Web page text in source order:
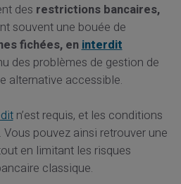
des restrictions bancaires,
souvent une bouée de
fichées, en interdit
des problèmes de gestion de
alternative accessible.
n’est requis, et les conditions
Vous pouvez ainsi retrouver une
en limitant les risques
classique.